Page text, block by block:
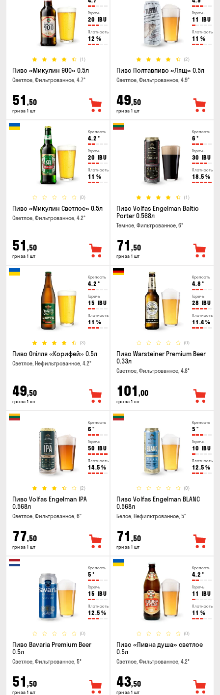
Горечь
20 IBU
Плотность
12 %
(1)
Пиво «Микулин 900» 0.5л
Светлое, Фильтрованное, 4.7°
51 ,50
грн за 1 шт
Горечь
11 IBU
Плотность
11 %
(2)
Пиво Полтавпиво «Лящ» 0.5л
Светлое, Фильтрованное, 4.9°
49,50
грн за 1 шт
Крепость
4.2 °
Горечь
20 IBU
Плотность
11 %
(0)
Пиво «Микулин Светлое» 0.5л
Светлое, Фильтрованное, 4.2°
51 ,50
грн за 1 шт
Крепость
6 °
Горечь
30 IBU
Плотность
18.5 %
(1)
Пиво Volfas Engelman Baltic
Porter 0.568л
Темное, Фильтрованное, 6°
71 ,50
грн за 1 шт
Крепость
4.2 °
Горечь
15 IBU
Плотность
11 %
(3)
Пиво Опілля «Корифей» 0.5л
Светлое, Нефильтрованное, 4.2°
49,50
грн за 1 шт
Крепость
4.8 °
Горечь
28 IBU
Плотность
11.4%
(0)
Пиво Warsteiner Premium Beer
0.33л
Светлое, Фильтрованное, 4.8°
101 ,00
грн за 1 шт
Крепость
6 °
Горечь
50 IBU
Плотность
14.5 %
(2)
Пиво Volfas Engelman IPA
0.568л
Светлое, Фильтрованное, 6°
77,50
грн за 1 шт
Крепость
5 °
Горечь
10 IBU
Плотность
12.5 %
(0)
Пиво Volfas Engelman BLANC
0.568л
Белое, Нефильтрованное, 5°
71 ,50
грн за 1 шт
Крепость
5 °
Горечь
15 IBU
Плотность
12.5 %
(0)
Пиво Bavaria Premium Beer
0.5л
Светлое, Фильтрованное, 5°
51 ,50
грн за 1 шт
Крепость
4.2 °
Горечь
11 IBU
Плотность
11 %
(0)
Пиво «Пивна душа» светлое
0.5л
Светлое, Фильтрованное, 4.2°
43,50
грн за 1 шт